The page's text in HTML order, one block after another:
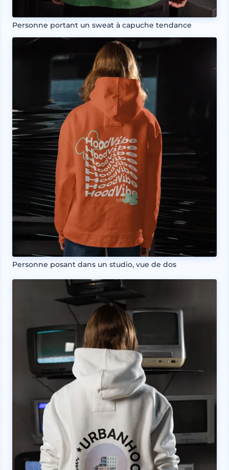
Personne portant un sweat à capuche tendance
Personne posant dans un studio, vue de dos